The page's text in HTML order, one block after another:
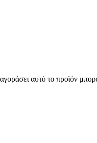
αυτό το προϊόν